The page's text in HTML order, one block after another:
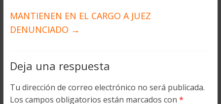
MANTIENEN EN EL CARGO A JUEZ
DENUNCIADO →
Deja una respuesta
Tu dirección de correo electrónico no será publicada.
Los campos obligatorios están marcados con *